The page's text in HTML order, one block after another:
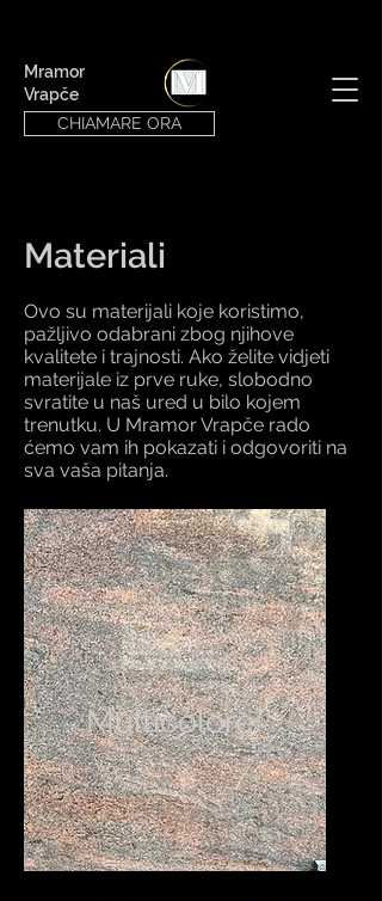
Mramor
Vrapče
CHIAMARE ORA
Materiali
Ovo su materijali koje koristimo,
pažljivo odabrani zbog njihove
kvalitete i trajnosti. Ako želite vidjeti
materijale iz prve ruke, slobodno
svratite u naš ured u bilo kojem
trenutku. U Mramor Vrapče rado
ćemo vam ih pokazati i odgovoriti na
sva vaša pitanja.
Multicolore